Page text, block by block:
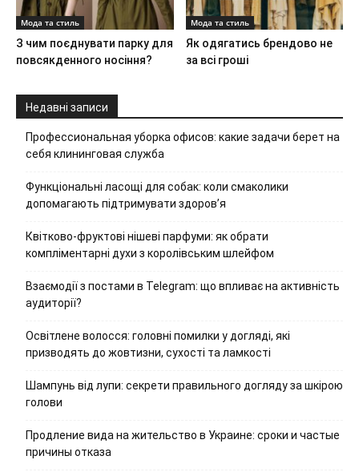
Мода та стиль
З чим поєднувати парку для
повсякденного носіння?
Мода та стиль
Як одягатись брендово не
за всі гроші
Недавні записи
Профессиональная уборка офисов: какие задачи берет на
себя клининговая служба
Функціональні ласощі для собак: коли смаколики
допомагають підтримувати здоров’я
Квітково-фруктові нішеві парфуми: як обрати
компліментарні духи з королівським шлейфом
Взаємодії з постами в Telegram: що впливає на активність
аудиторії?
Освітлене волосся: головні помилки у догляді, які
призводять до жовтизни, сухості та ламкості
Шампунь від лупи: секрети правильного догляду за шкірою
голови
Продление вида на жительство в Украине: сроки и частые
причины отказа